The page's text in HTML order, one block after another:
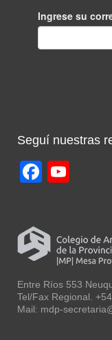
Seguí nuestras
Entre Ríos 553
Tel/Fax Regional.
Mail: mdp-